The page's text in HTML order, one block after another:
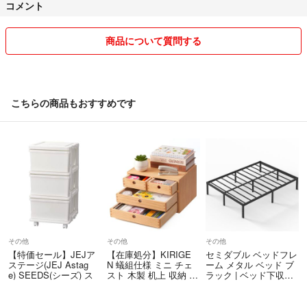
ご購入後のキャンセルや配送先変更は承っておりません。
万が一不備がございましたら、評価前にご連絡ください。誠実に対応い
います
お値引きはご遠慮いただいております。
最後までご覧いただきありがとうございました🌷
ご購入を心よりお待ちしております。
コメント
商品について質問する
こちらの商品もおすすめです
その他
【特価セール】JEJア
ステージ(JEJ Astag
e) SEEDS(シーズ) ス
その他
【在庫処分】KIRIGE
N 蟻組仕様 ミニ チェ
スト 木製 机上 収納 ケ
その他
セミダブル ベッドフレ
ーム メタル ベッド ブ
ラック | ベッド下収